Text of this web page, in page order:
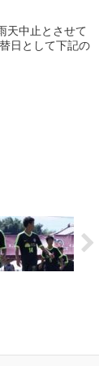
天中止とさせて
日として下記の